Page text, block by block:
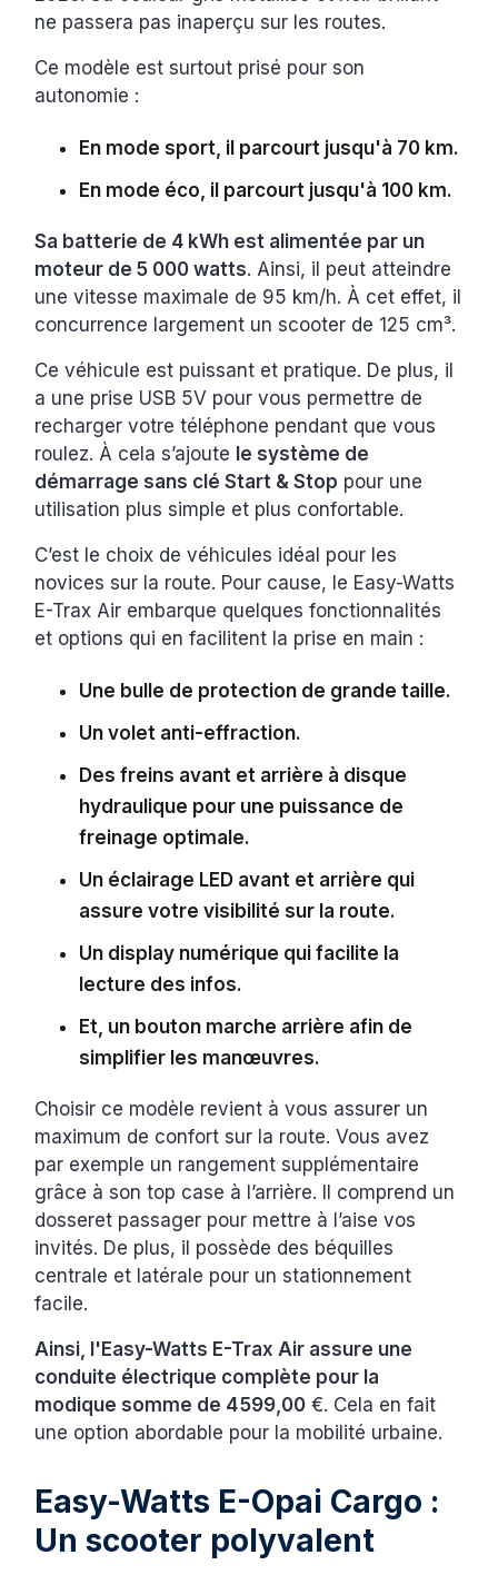
ne passera pas inaperçu sur les routes.
Ce modèle est surtout prisé pour son
autonomie :
En mode sport, il parcourt jusqu'à 70 km.
En mode éco, il parcourt jusqu'à 100 km.
Sa batterie de 4 kWh est alimentée par un
moteur de 5 000 watts. Ainsi, il peut atteindre
une vitesse maximale de 95 km/h. À cet effet, il
concurrence largement un scooter de 125 cm³.
Ce véhicule est puissant et pratique. De plus, il
a une prise USB 5V pour vous permettre de
recharger votre téléphone pendant que vous
roulez. À cela s’ajoute le système de
démarrage sans clé Start & Stop pour une
utilisation plus simple et plus confortable.
C’est le choix de véhicules idéal pour les
novices sur la route. Pour cause, le Easy-Watts
E-Trax Air embarque quelques fonctionnalités
et options qui en facilitent la prise en main :
Une bulle de protection de grande taille.
Un volet anti-effraction.
Des freins avant et arrière à disque
hydraulique pour une puissance de
freinage optimale.
Un éclairage LED avant et arrière qui
assure votre visibilité sur la route.
Un display numérique qui facilite la
lecture des infos.
Et, un bouton marche arrière afin de
simplifier les manœuvres.
Choisir ce modèle revient à vous assurer un
maximum de confort sur la route. Vous avez
par exemple un rangement supplémentaire
grâce à son top case à l’arrière. Il comprend un
dosseret passager pour mettre à l’aise vos
invités. De plus, il possède des béquilles
centrale et latérale pour un stationnement
facile.
Ainsi, l'Easy-Watts E-Trax Air assure une
conduite électrique complète pour la
modique somme de 4 599,00 €. Cela en fait
une option abordable pour la mobilité urbaine.
Easy-Watts E-Opai Cargo :
Un scooter polyvalent